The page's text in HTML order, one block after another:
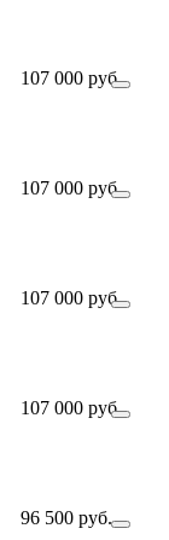
107 000 руб.
107 000 руб.
107 000 руб.
107 000 руб.
96 500 руб.